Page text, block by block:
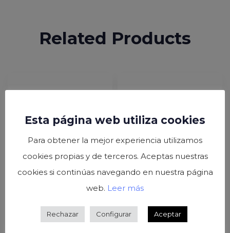
Related Products
Esta página web utiliza cookies
Para obtener la mejor experiencia utilizamos
cookies propias y de terceros. Aceptas nuestras
cookies si continúas navegando en nuestra página
web. Leer más
Rechazar Configurar Aceptar